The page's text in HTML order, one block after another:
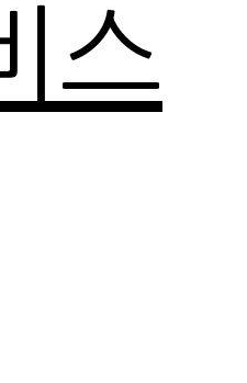
스